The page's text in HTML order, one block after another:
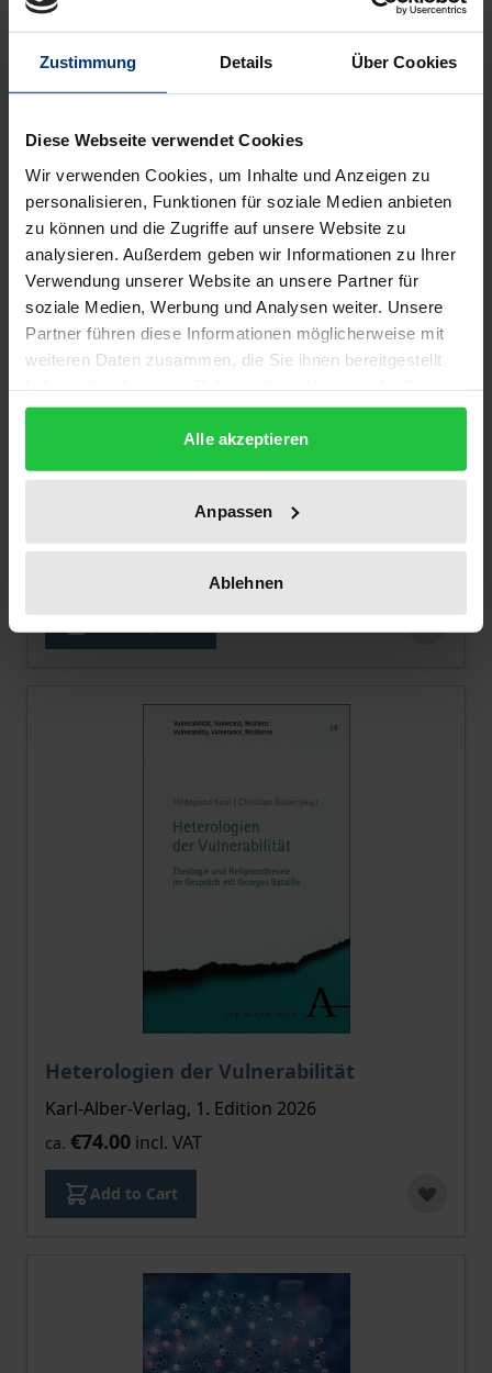
Zustimmung Details Über Cookies
Diese Webseite verwendet Cookies
Wir verwenden Cookies, um Inhalte und Anzeigen zu
personalisieren, Funktionen für soziale Medien anbieten
zu können und die Zugriffe auf unsere Website zu
analysieren. Außerdem geben wir Informationen zu Ihrer
Verwendung unserer Website an unsere Partner für
soziale Medien, Werbung und Analysen weiter. Unsere
Partner führen diese Informationen möglicherweise mit
weiteren Daten zusammen, die Sie ihnen bereitgestellt
gesammelt haben.
Alle akzeptieren
Anpassen
Ablehnen
Add to Cart
Ist Migration zu begrenzen?
The price depends on the options chosen on the
Karl-Alber-Verlag, 1. Edition 2026
€24.00
Heterologien der Vulnerabilität
Karl-Alber-Verlag, 1. Edition 2026
ca. €74.00 incl. VAT
Add to Cart